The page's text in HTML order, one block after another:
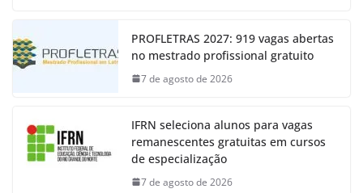
PROFLETRAS 2027: 919 vagas abertas
no mestrado profissional gratuito
7 de agosto de 2026
IFRN seleciona alunos para vagas
remanescentes gratuitas em cursos
de especialização
7 de agosto de 2026